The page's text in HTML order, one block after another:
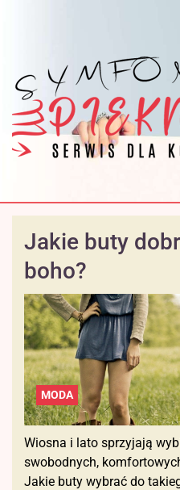
Jakie buty
boho?
MODA
Wiosna i lato sprzyjają
swobodnych,
Jakie buty wybrać do